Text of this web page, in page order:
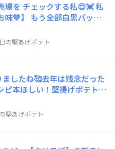
をぐるーと してたらいろん
りました☺️💓🎶 あらた
を チェックする私😊💓 私
味💙】 もう全部白黒パッケ
ある在庫の
気持ち的には
買わない！と思ってるけど
すごく困ってます😣
の堅あげポテト
したね🥰去年は残念だった
ピ本ほしい！堅揚げポテトを
ってます。さて、石油節約
バー仕様先日、何も考えず
てポテトチップスのうすし
ーーーくみないと。Calbee
堅あげポテト